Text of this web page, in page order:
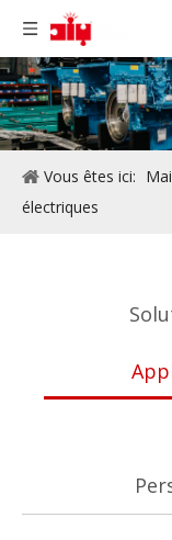
Vous êtes ici:
électriques